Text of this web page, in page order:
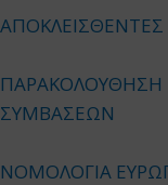
ΑΠΟΚΛΕΙΣΘΕΝΤΕΣ
ΣΥΜΒΑΣΕΩΝ
ΝΟΜΟΛΟΓΙΑ